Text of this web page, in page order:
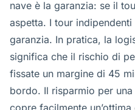
nave è la garanzia: se il
aspetta. I tour
garanzia. In pratica, la
significa che il rischio di
fissate un margine di 45
bordo. Il risparmio per
copre facilmente un’ottima